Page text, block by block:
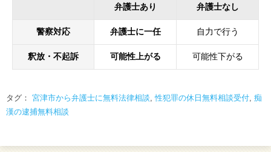
弁護士あり 弁護士なし
警察対応 弁護士に一任 自力で行う
釈放・不起訴 可能性上がる 可能性下がる
タグ： 宮津市から弁護士に無料法律相談,性犯罪の休日無料相談受付, 痴
漢の逮捕無料相談